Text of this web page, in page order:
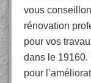
vous
rénovation
pour vos
dans le 19160.
pour